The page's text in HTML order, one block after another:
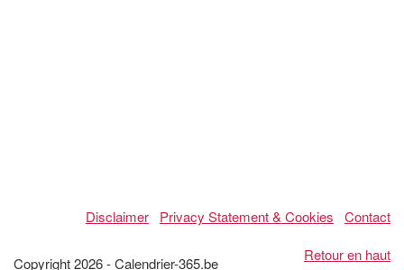
Disclaimer Privacy Statement & Cookies
Contact
Retour en haut
Copyright 2026 - Calendrier-365.be